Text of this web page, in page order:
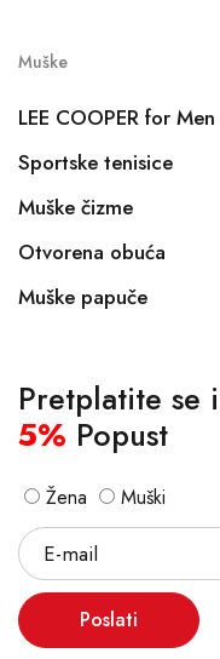
Muške
LEE COOPER for Men
Sportske tenisice
Muške čizme
Otvorena obuća
Muške papuče
Pretplatite se
5% Popust
Žena Muški
Poslati